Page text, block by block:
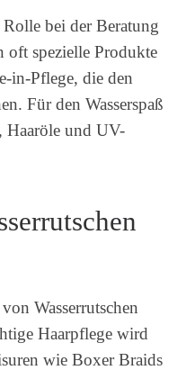
bei der Beratung
oft spezielle Produkte
in-Pflege, die den
Für den Wasserspaß
Haaröle und UV-
Wasserrutschen
Haarpflege wird
wie Boxer Braids